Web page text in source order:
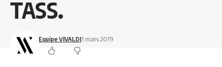
TASS.
Equipe VIVALDI1 mars 2019